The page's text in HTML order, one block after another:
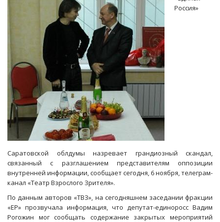
митинге
Хакасии
Россия»
Саратовской облдумы назревает грандиозный скандал,
связанный с разглашением представителям оппозиции
внутренней информации, сообщает сегодня, 6 ноября, телеграм-
канал «Театр Взрослого Зрителя».
По данным авторов «ТВЗ», на сегодняшнем заседании фракции
«ЕР» прозвучала информация, что депутат-единоросс Вадим
Рогожин мог сообщать содержание закрытых мероприятий